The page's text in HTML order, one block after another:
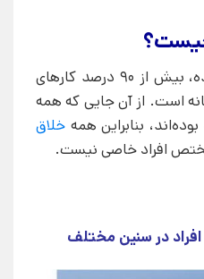
طبق تحقیقات به عمل آمده، بیش از 90 درصد کارهای
است. از آن جایی که همه
بنابراین همه خلاق
افراد خاصی نیست.
افراد در سنین مختلف